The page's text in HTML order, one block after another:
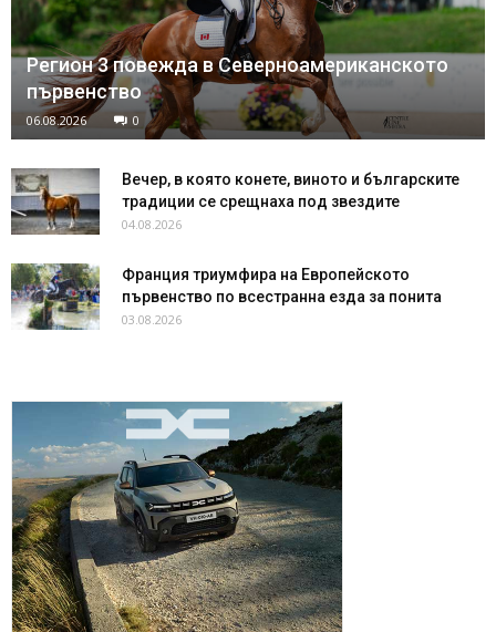
Регион 3 повежда в Северноамериканското
първенство
06.08.2026 0
Вечер, в която конете, виното и българските
традиции се срещнаха под звездите
04.08.2026
Франция триумфира на Европейското
първенство по всестранна езда за понита
03.08.2026